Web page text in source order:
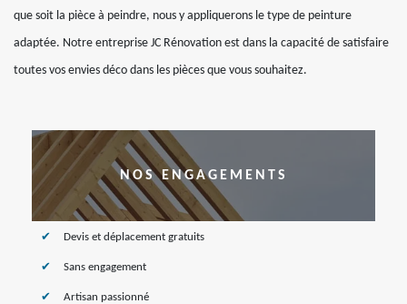
que soit la pièce à peindre, nous y appliquerons le type de peinture
adaptée. Notre entreprise JC Rénovation est dans la capacité de satisfaire
toutes vos envies déco dans les pièces que vous souhaitez.
NOS ENGAGEMENTS
Devis et déplacement gratuits
Sans engagement
Artisan passionné